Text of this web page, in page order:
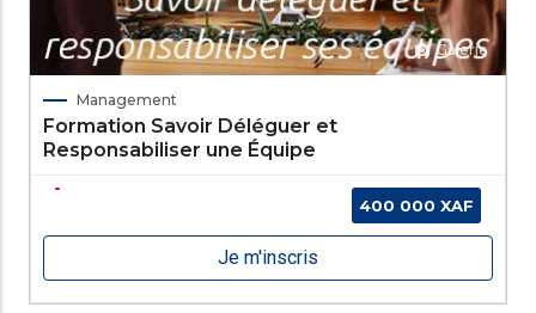
Galerie
Management
Formation Savoir Déléguer et
Responsabiliser une Équipe
400 000 XAF
Je m'inscris